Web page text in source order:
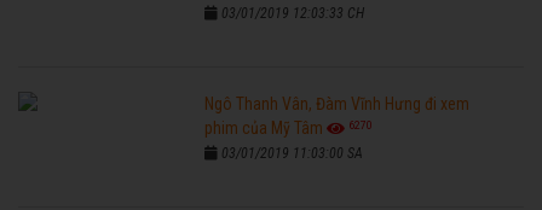
03/01/2019 12:03:33 CH
Ngô Thanh Vân, Đàm Vĩnh Hưng đi xem
phim của Mỹ Tâm
6270
03/01/2019 11:03:00 SA